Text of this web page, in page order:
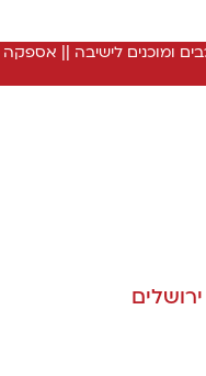
ומוכנים לישיבה || אספקה